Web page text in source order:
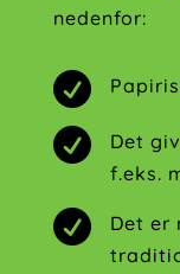
nedenfor:

 Det
f.eks.

Det er